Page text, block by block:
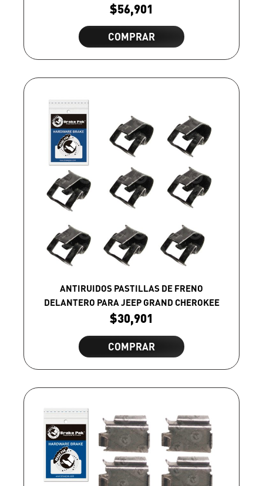
$56,901
COMPRAR
ANTIRUIDOS PASTILLAS DE FRENO
DELANTERO PARA JEEP GRAND CHEROKEE
$30,901
COMPRAR